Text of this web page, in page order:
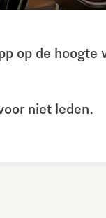
op de hoogte
niet leden.